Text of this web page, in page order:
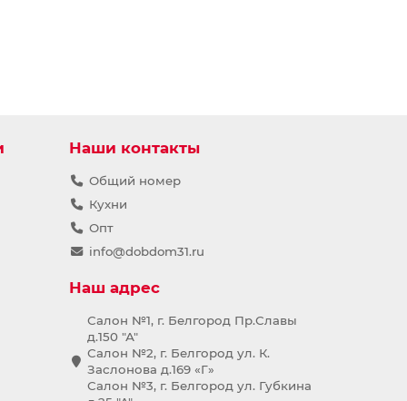
Наши контакты
Общий номер
Кухни
Опт
info@dobdom31.ru
Наш адрес
Салон №1, г. Белгород Пр.Славы
д.150 "А"
Салон №2, г. Белгород ул. К.
Заслонова д.169 «Г»
Салон №3, г. Белгород ул. Губкина